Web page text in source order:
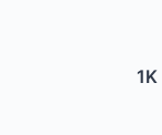
1K